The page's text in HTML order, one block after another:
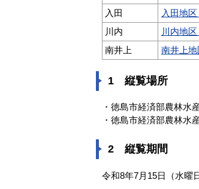
入田
入田地
川内
川内地
南井上
南井上
1 縦覧場所
・徳島市経済部農林水
・徳島市経済部農林水
2 縦覧期間
令和8年7月15日（水曜